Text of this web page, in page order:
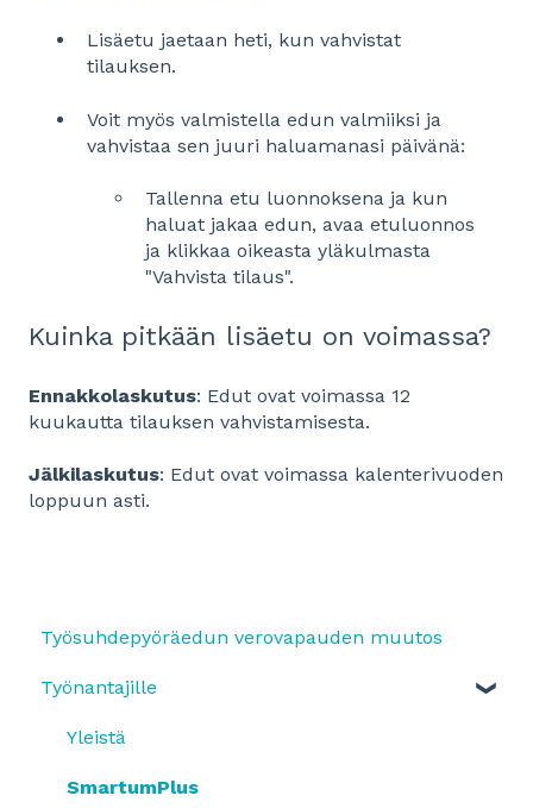
Lisäetu jaetaan heti, kun vahvistat
tilauksen.
Voit myös valmistella edun valmiiksi ja
vahvistaa sen juuri haluamanasi päivänä:
Tallenna etu luonnoksena ja kun
haluat jakaa edun, avaa etuluonnos
ja klikkaa oikeasta yläkulmasta
"Vahvista tilaus".
Kuinka pitkään lisäetu on voimassa?
Ennakkolaskutus: Edut ovat voimassa 12
kuukautta tilauksen vahvistamisesta.
Jälkilaskutus: Edut ovat voimassa kalenterivuoden
loppuun asti.
Työsuhdepyöräedun verovapauden muutos
Työnantajille
Yleistä
SmartumPlus